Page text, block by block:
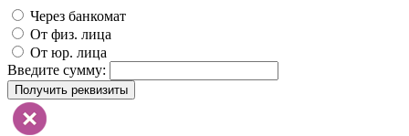
Через банкомат
От физ. лица
От юр. лица
Введите сумму:
Получить реквизиты